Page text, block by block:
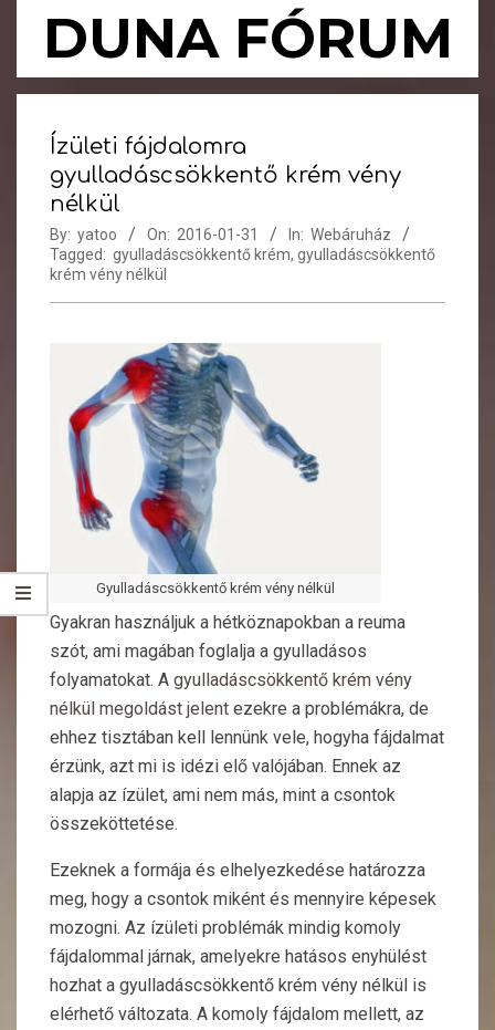
DUNA FÓRUM
Primary
MenuÍzületi fájdalomra
gyulladáscsökkentő krém vény
nélkül
By: yatoo On: 2016-01-31 In: Webáruház
Tagged: gyulladáscsökkentő krém, gyulladáscsökkentő
krém vény nélkül
Gyulladáscsökkentő krém vény nélkül
Gyakran használjuk a hétköznapokban a reuma
szót, ami magában foglalja a gyulladásos
folyamatokat. A gyulladáscsökkentő krém vény
nélkül megoldást jelent ezekre a problémákra, de
ehhez tisztában kell lennünk vele, hogyha fájdalmat
érzünk, azt mi is idézi elő valójában. Ennek az
alapja az ízület, ami nem más, mint a csontok
összeköttetése.
Ezeknek a formája és elhelyezkedése határozza
meg, hogy a csontok miként és mennyire képesek
mozogni. Az ízületi problémák mindig komoly
fájdalommal járnak, amelyekre hatásos enyhülést
hozhat a gyulladáscsökkentő krém vény nélkül is
elérhető változata. A komoly fájdalom mellett, az